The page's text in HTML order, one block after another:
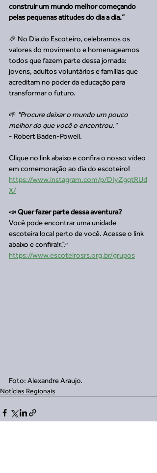
construir um mundo melhor começando
pelas pequenas atitudes do dia a dia.”
🎉 No Dia do Escoteiro, celebramos os
valores do movimento e homenageamos
todos que fazem parte dessa jornada:
jovens, adultos voluntários e famílias que
acreditam no poder da educação para
transformar o futuro.
🌱 "Procure deixar o mundo um pouco
melhor do que você o encontrou."
- Robert Baden-Powell.
Clique no link abaixo e confira o nosso vídeo
em comemoração ao dia do escoteiro!
https://www.instagram.com/p/DIyZgqtRUd
X/
📣 Quer fazer parte dessa aventura?
Você pode encontrar uma unidade
escoteira local perto de você. Acesse o link
abaixo e confira!👉
https://www.escoteirosrs.org.br/grupos
Foto: Alexandre Araujo.
Notícias Regionais